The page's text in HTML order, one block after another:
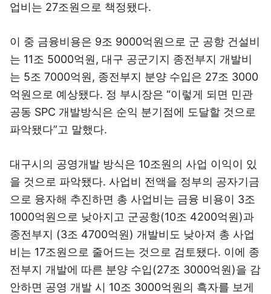
업비는 27조원으로 책정됐다.
이 중 금융비용은 9조 9000억원으로 군 공항 건설비
는 11조 5000억원, 대구 공군기지 종전부지 개발비
는 5조 7000억원, 종전부지 분양 수입은 27조 3000
억원으로 예상됐다. 정 부시장은 “이렇게 되면 민관
공동 SPC 개발방식은 순익 분기점에 도달할 것으로
파악됐다”고 말했다.
대구시의 공영개발 방식은 10조원의 사업 이익이 있
을 것으로 파악됐다. 사업비 전액을 정부의 공자기금
으로 융자해 추진하면 총 사업비는 금융 비용이 3조
1000억원으로 낮아지고 군공항(10조 4200억원)과
종전부지 (3조 4700억원) 개발비도 낮아져 총 사업
비는 17조원으로 줄어드는 것으로 검토됐다. 이에 종
전부지 개발에 따른 분양 수입(27조 3000억원)을 감
안하면 공영 개발 시 10조 3000억원의 흑자를 보게